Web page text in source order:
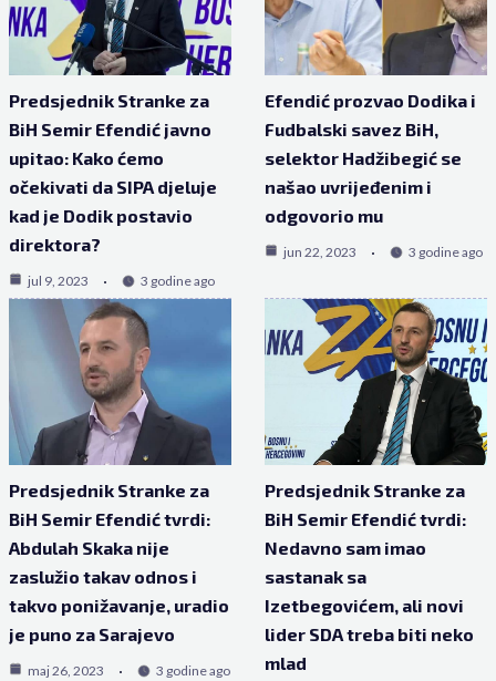
Predsjednik Stranke za
BiH Semir Efendić javno
upitao: Kako ćemo
očekivati da SIPA djeluje
kad je Dodik postavio
direktora?
jul 9, 2023 3 godine ago
Efendić prozvao Dodika i
Fudbalski savez BiH,
selektor Hadžibegić se
našao uvrijeđenim i
odgovorio mu
jun 22, 2023 3 godine ago
Predsjednik Stranke za
BiH Semir Efendić tvrdi:
Abdulah Skaka nije
zaslužio takav odnos i
takvo ponižavanje, uradio
je puno za Sarajevo
maj 26, 2023 3 godine ago
Predsjednik Stranke za
BiH Semir Efendić tvrdi:
Nedavno sam imao
sastanak sa
Izetbegovićem, ali novi
lider SDA treba biti neko
mlad